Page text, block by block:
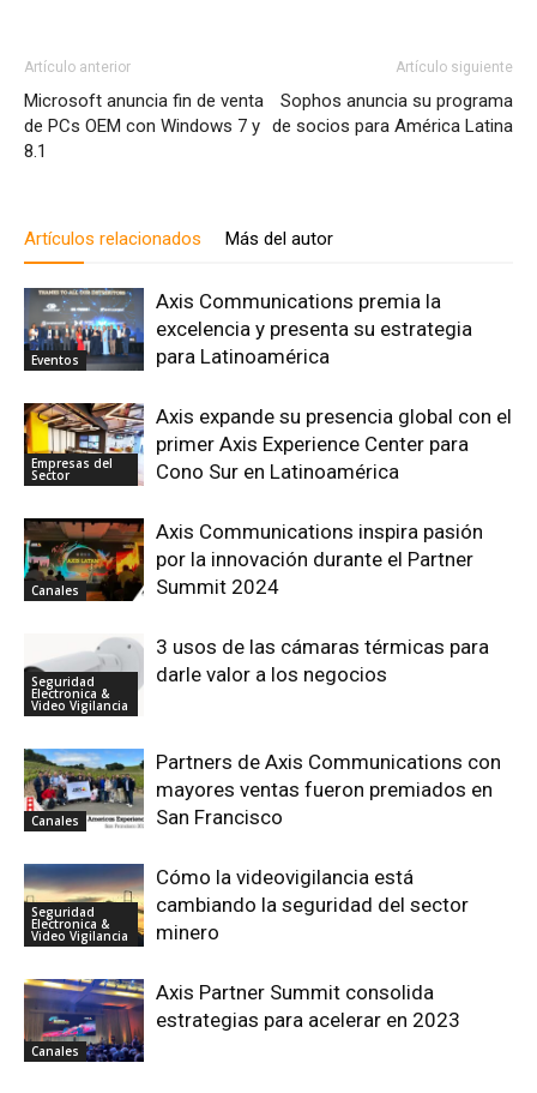
Artículo anterior
Microsoft anuncia fin de venta
de PCs OEM con Windows 7 y
8.1
Artículo siguiente
Sophos anuncia su programa
de socios para América Latina
Artículos relacionados Más del autor
Eventos
Axis Communications premia la
excelencia y presenta su estrategia
para Latinoamérica
Empresas del
Sector
Axis expande su presencia global con el
primer Axis Experience Center para
Cono Sur en Latinoamérica
Canales
Axis Communications inspira pasión
por la innovación durante el Partner
Summit 2024
Seguridad
Electronica &
Video Vigilancia
3 usos de las cámaras térmicas para
darle valor a los negocios
Canales
Partners de Axis Communications con
mayores ventas fueron premiados en
San Francisco
Seguridad
Electronica &
Video Vigilancia
Cómo la videovigilancia está
cambiando la seguridad del sector
minero
Canales
Axis Partner Summit consolida
estrategias para acelerar en 2023